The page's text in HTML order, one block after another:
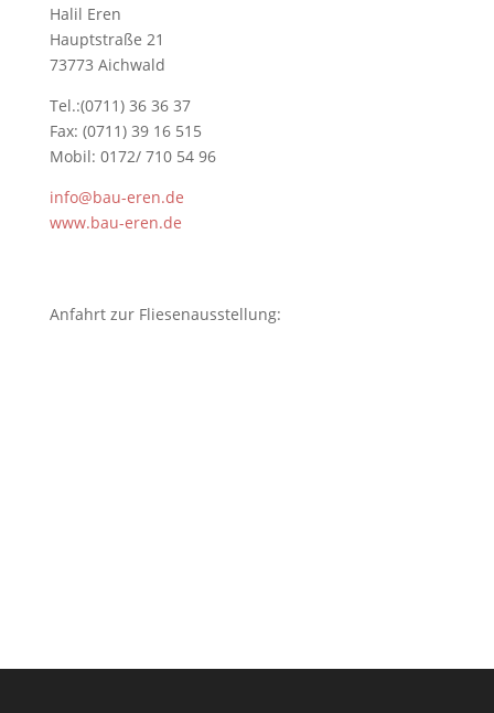
Halil Eren
Hauptstraße 21
73773 Aichwald
Tel.:(0711) 36 36 37
Fax: (0711) 39 16 515
Mobil: 0172/ 710 54 96
info@bau-eren.de
www.bau-eren.de
Anfahrt zur Fliesenausstellung: